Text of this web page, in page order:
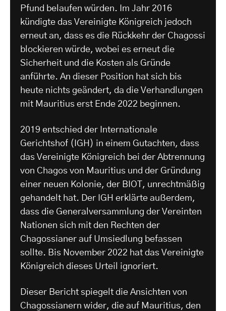
Pfund belaufen würden. Im Jahr 2016
kündigte das Vereinigte Königreich jedoch
erneut an, dass es die Rückkehr der Chagossi
blockieren würde, wobei es erneut die
Sicherheit und die Kosten als Gründe
anführte. An dieser Position hat sich bis
heute nichts geändert, da die Verhandlungen
mit Mauritius erst Ende 2022 beginnen.
2019 entschied der Internationale
Gerichtshof (IGH) in einem Gutachten, dass
das Vereinigte Königreich bei der Abtrennung
von Chagos von Mauritius und der Gründung
einer neuen Kolonie, der BIOT, unrechtmäßig
gehandelt hat. Der IGH erklärte außerdem,
dass die Generalversammlung der Vereinten
Nationen sich mit den Rechten der
Chagossianer auf Umsiedlung befassen
sollte. Bis November 2022 hat das Vereinigte
Königreich dieses Urteil ignoriert.
Dieser Bericht spiegelt die Ansichten von
Chagossianern wider, die auf Mauritius, den